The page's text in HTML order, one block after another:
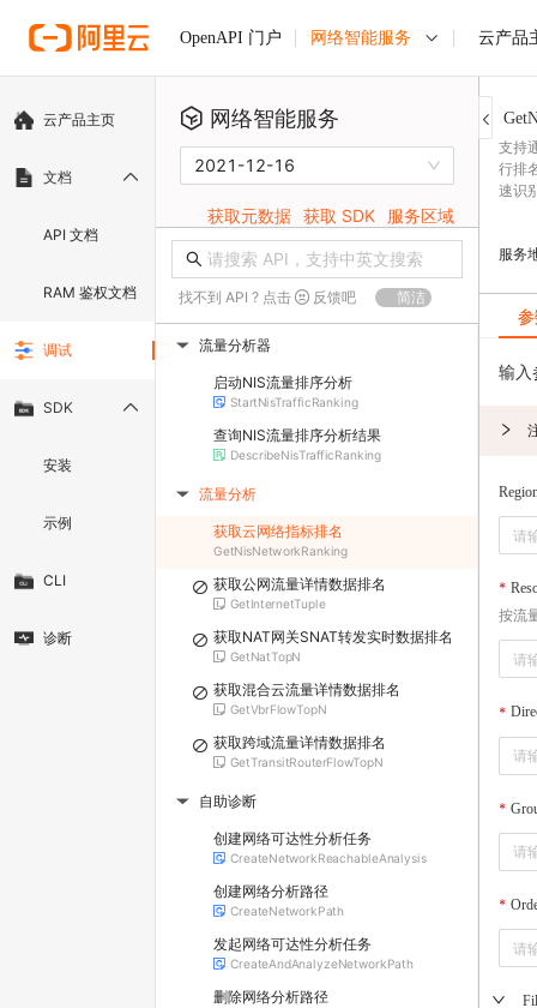
OpenAPI 门户 网络智能服务 云产品
云产品主页
文档
API 文档
RAM 鉴权文档
调试
SDK
安装
示例
CLI
诊断
网络智能服务
2021-12-16
获取元数据 获取 SDK 服务区域
找不到 API ? 点击 反馈吧 简洁
▶ 流量分析器
启动NIS流量排序分析
StartNisTrafficRanking
查询NIS流量排序分析结果
DescribeNisTrafficRanking
▶ 流量分析
获取云网络指标排名
GetNisNetworkRanking
获取公网流量详情数据排名
GetInternetTuple
获取NAT网关SNAT转发实时数据排名
GetNatTopN
获取混合云流量详情数据排名
GetVbrFlowTopN
获取跨域流量详情数据排名
GetTransitRouterFlowTopN
▶ 自助诊断
创建网络可达性分析任务
CreateNetworkReachableAnalysis
创建网络分析路径
CreateNetworkPath
发起网络可达性分析任务
CreateAndAnalyzeNetworkPath
删除网络分析路径
支持
行排
速识
服务
输入
按流